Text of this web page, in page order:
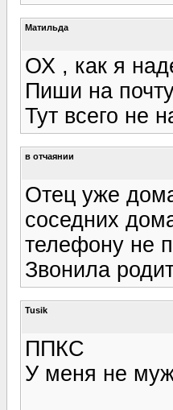
Матильда
ОХ , как я
Пиши на
Тут всего не
в отчаянии
Отец уже
соседних
телефону не
Звонила
Tusik
ППКС
У меня не